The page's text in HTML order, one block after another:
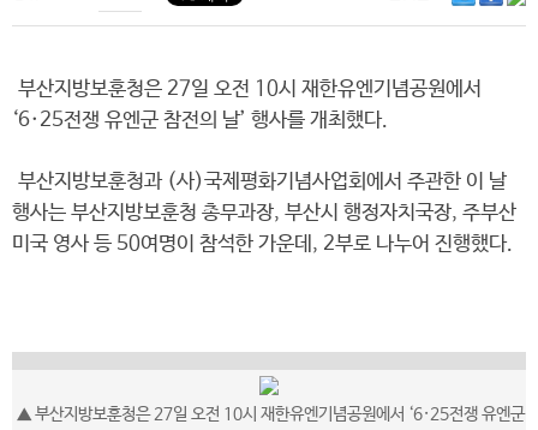
부산지방보훈청은 27일 오전 10시 재한유엔기념공원에서
‘6·25전쟁 유엔군 참전의 날’ 행사를 개최했다.
부산지방보훈청과 (사)국제평화기념사업회에서 주관한 이 날
행사는 부산지방보훈청 총무과장, 부산시 행정자치국장, 주부산
미국 영사 등 50여명이 참석한 가운데, 2부로 나누어 진행했다.
▲ 부산지방보훈청은 27일 오전 10시 재한유엔기념공원에서 ‘6·25전쟁 유엔군